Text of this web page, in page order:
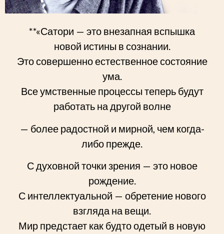
**«Сатори — это внезапная вспышка
новой истины в сознании.
Это совершенно естественное состояние
ума.
Все умственные процессы теперь будут
работать на другой волне
— более радостной и мирной, чем когда-
либо прежде.
С духовной точки зрения — это новое
рождение.
С интеллектуальной — обретение нового
взгляда на вещи.
Мир предстает как будто одетый в новую